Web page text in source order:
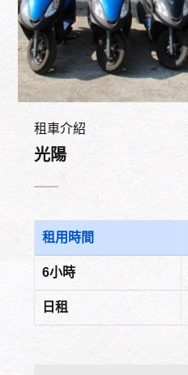
租車介紹
光陽
租用時間
6小時
日租